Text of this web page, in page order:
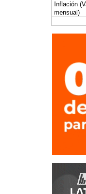
Inflación
mensual)